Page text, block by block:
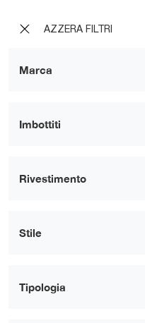
AZZERA FILTRI
Marca
Imbottiti
Rivestimento
Stile
Tipologia